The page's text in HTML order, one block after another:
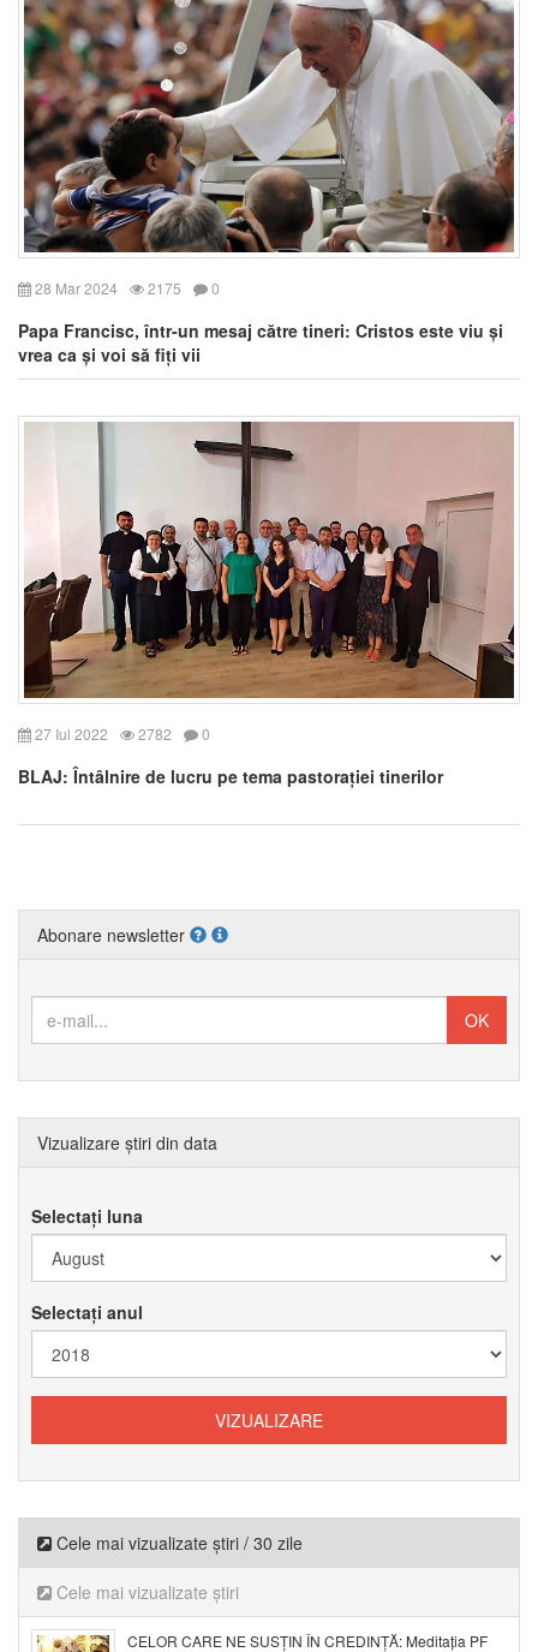
28 Mar 2024 2175 0
Papa Francisc, într-un mesaj către tineri: Cristos este viu și
vrea ca și voi să fiți vii
27 Iul 2022 2782 0
BLAJ: Întâlnire de lucru pe tema pastorației tinerilor
Abonare newsletter
Vizualizare știri din data
Selectați luna
Selectați anul
Cele mai vizualizate știri / 30 zile
Cele mai vizualizate știri
CELOR CARE NE SUSȚIN ÎN CREDINȚĂ: Meditația PF